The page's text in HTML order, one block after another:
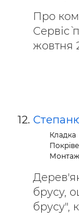
Про
Сервіс`
жовтня
Кладка
Монтаж
брусу,
брусу",